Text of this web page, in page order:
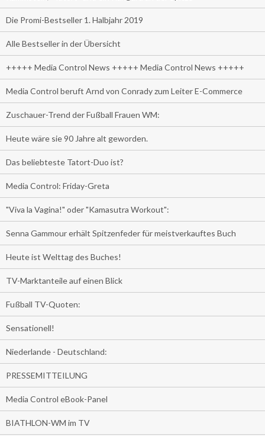
Die Promi-Bestseller 1. Halbjahr 2019
Alle Bestseller in der Übersicht
+++++ Media Control News +++++ Media Control News +++++
Media Control beruft Arnd von Conrady zum Leiter E-Commerce
Zuschauer-Trend der Fußball Frauen WM:
Heute wäre sie 90 Jahre alt geworden.
Das beliebteste Tatort-Duo ist?
Media Control: Friday-Greta
"Viva la Vagina!" oder "Kamasutra Workout":
Senna Gammour erhält Spitzenfeder für meistverkauftes Buch
Heute ist Welttag des Buches!
TV-Marktanteile auf einen Blick
Fußball TV-Quoten:
Sensationell!
Niederlande - Deutschland:
PRESSEMITTEILUNG
Media Control eBook-Panel
BIATHLON-WM im TV